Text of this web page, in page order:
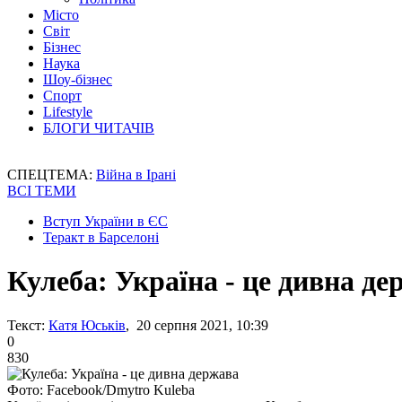
Місто
Світ
Бізнес
Наука
Шоу-бізнес
Спорт
Lifestyle
БЛОГИ ЧИТАЧІВ
СПЕЦТЕМА: Війна в Ірані
ВСІ ТЕМИ
Вступ України в ЄС
Теракт в Барселоні
Кулеба: Україна - це дивна
Текст: Катя Юськів, 20 серпня 2021, 10:39
0
830
Фото: Facebook/Dmytro Kuleba